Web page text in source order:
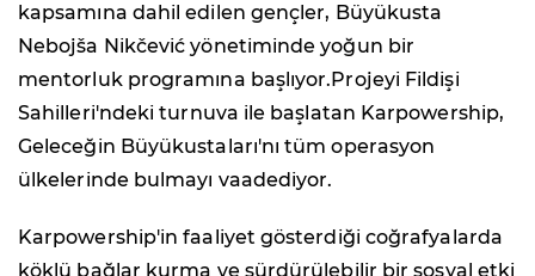
kapsamına dahil edilen gençler, Büyükusta
Nebojša Nikčević yönetiminde yoğun bir
mentorluk programına başlıyor.Projeyi Fildişi
Sahilleri'ndeki turnuva ile başlatan Karpowership,
Geleceğin Büyükustaları'nı tüm operasyon
ülkelerinde bulmayı vaadediyor.
Karpowership'in faaliyet gösterdiği coğrafyalarda
köklü bağlar kurma ve sürdürülebilir bir sosyal etki